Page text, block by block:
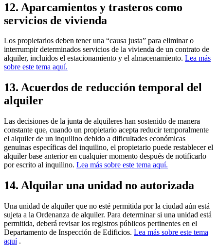
12. Aparcamientos y trasteros como
servicios de vivienda
Los propietarios deben tener una “causa justa” para eliminar o
interrumpir determinados servicios de la vivienda de un contrato de
alquiler, incluidos el estacionamiento y el almacenamiento. Lea más
sobre este tema aquí.
13. Acuerdos de reducción temporal del
alquiler
Las decisiones de la junta de alquileres han sostenido de manera
constante que, cuando un propietario acepta reducir temporalmente
el alquiler de un inquilino debido a dificultades económicas
genuinas específicas del inquilino, el propietario puede restablecer el
alquiler base anterior en cualquier momento después de notificarlo
por escrito al inquilino. Lea más sobre este tema aquí.
14. Alquilar una unidad no autorizada
Una unidad de alquiler que no esté permitida por la ciudad aún está
sujeta a la Ordenanza de alquiler. Para determinar si una unidad está
permitida, deberá revisar los registros públicos pertinentes en el
Departamento de Inspección de Edificios. Lea más sobre este tema
aquí.